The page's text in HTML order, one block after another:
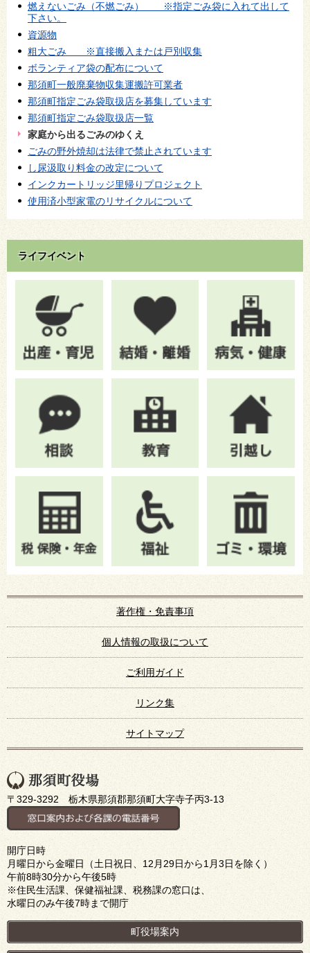
燃えないごみ（不燃ごみ） ※指定ごみ袋に入れて出して
下さい。
資源物
粗大ごみ ※直接搬入または戸別収集
ボランティア袋の配布について
那須町一般廃棄物収集運搬許可業者
那須町指定ごみ袋取扱店を募集しています
那須町指定ごみ袋取扱店一覧
家庭から出るごみのゆくえ
ごみの野外焼却は法律で禁止されています
し尿汲取り料金の改定について
インクカートリッジ里帰りプロジェクト
使用済小型家電のリサイクルについて
ライフイベント
著作権・免責事項
個人情報の取扱について
ご利用ガイド
リンク集
サイトマップ
〒329-3292 栃木県那須郡那須町大字寺子丙3-13
開庁日時
月曜日から金曜日（土日祝日、12月29日から1月3日を除く）
午前8時30分から午後5時
※住民生活課、保健福祉課、税務課の窓口は、
水曜日のみ午後7時まで開庁
町役場案内